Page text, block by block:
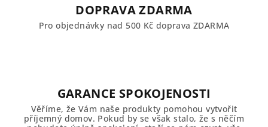
DOPRAVA ZDARMA
Pro objednávky nad 500 Kč doprava ZDARMA
GARANCE SPOKOJENOSTI
Věříme, že Vám naše produkty pomohou vytvořit
příjemný domov. Pokud by se však stalo, že s něčím